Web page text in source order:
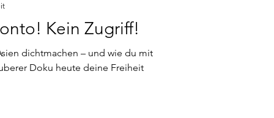
Kein Zugriff!
dichtmachen – und wie du mit
Doku heute deine Freiheit